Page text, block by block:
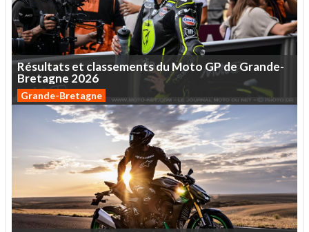
Résultatset classementsdu MotoGP deGrande-
Bretagne 2026
Grande-Bretagne